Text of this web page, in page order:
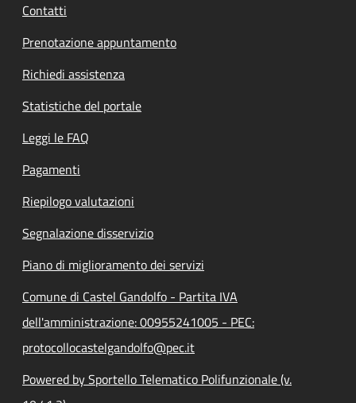
Contatti
Prenotazione appuntamento
Richiedi assistenza
Statistiche del portale
Leggi le FAQ
Pagamenti
Riepilogo valutazioni
Segnalazione disservizio
Piano di miglioramento dei servizi
Comune di Castel Gandolfo - Partita IVA
dell'amministrazione: 00955241005 - PEC:
protocollocastelgandolfo@pec.it
Powered by Sportello Telematico Polifunzionale (v.